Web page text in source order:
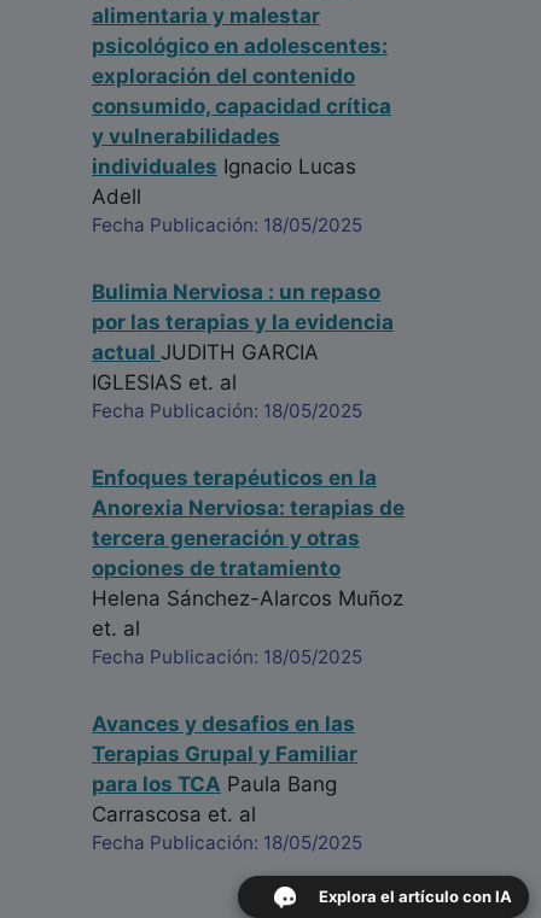
alimentaria y malestar
psicológico en adolescentes:
exploración del contenido
consumido, capacidad crítica
y vulnerabilidades
individuales Ignacio Lucas
Adell
Fecha Publicación: 18/05/2025
Bulimia Nerviosa : un repaso
por las terapias y la evidencia
actual JUDITH GARCIA
IGLESIAS et. al
Fecha Publicación: 18/05/2025
Enfoques terapéuticos en la
Anorexia Nerviosa: terapias de
tercera generación y otras
opciones de tratamiento
Helena Sánchez-Alarcos Muñoz
et. al
Fecha Publicación: 18/05/2025
Avances y desafios en las
Terapias Grupal y Familiar
para los TCA Paula Bang
Carrascosa et. al
Fecha Publicación: 18/05/2025
Explora el artículo con IA